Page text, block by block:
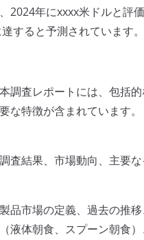
2024年にxxxx米ドルと評
すると予測されています。
調査レポートには、包括
な特徴が含まれています。
査結果、市場動向、主要
品市場の定義、過去の推
液体朝食、スプーン朝食